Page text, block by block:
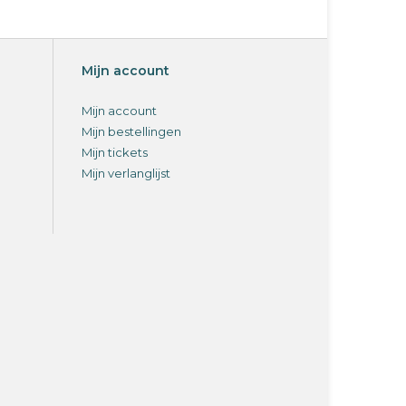
hoefwand) en blijf op de kroonrand.
Mijn account
Mijn account
Mijn bestellingen
Mijn tickets
Mijn verlanglijst